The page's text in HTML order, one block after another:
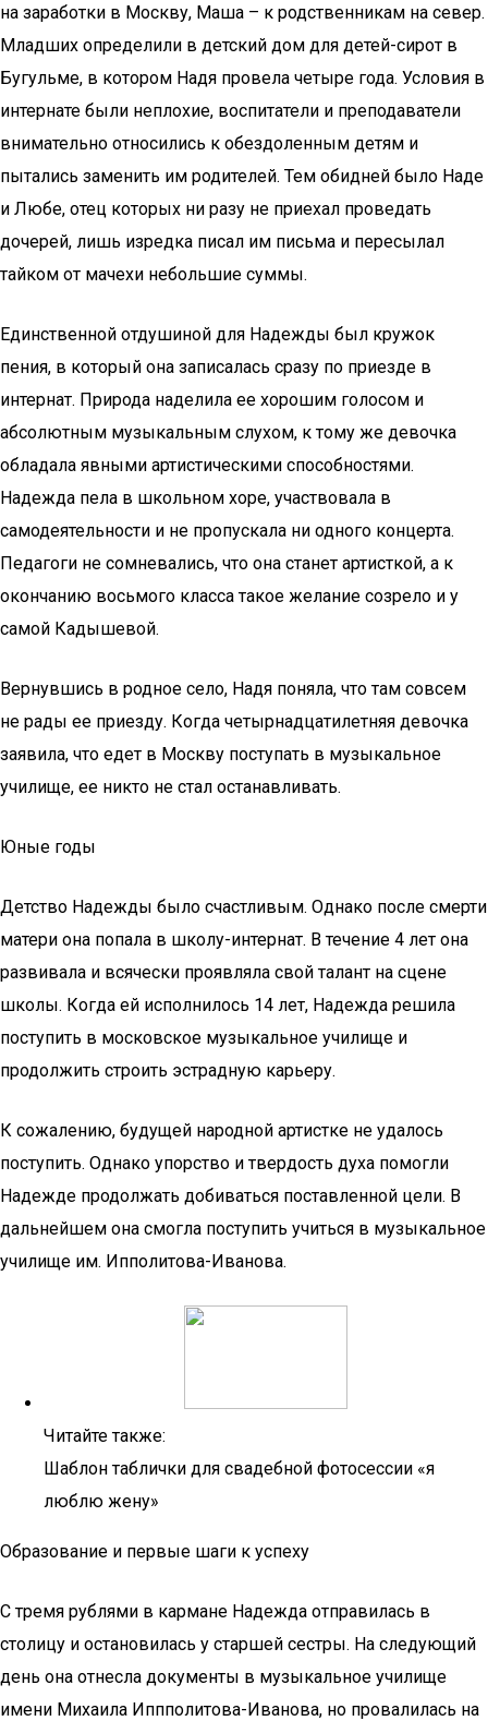
на заработки в Москву, Маша – к родственникам на север.
Младших определили в детский дом для детей-сирот в
Бугульме, в котором Надя провела четыре года. Условия в
интернате были неплохие, воспитатели и преподаватели
внимательно относились к обездоленным детям и
пытались заменить им родителей. Тем обидней было Наде
и Любе, отец которых ни разу не приехал проведать
дочерей, лишь изредка писал им письма и пересылал
тайком от мачехи небольшие суммы.
Единственной отдушиной для Надежды был кружок
пения, в который она записалась сразу по приезде в
интернат. Природа наделила ее хорошим голосом и
абсолютным музыкальным слухом, к тому же девочка
обладала явными артистическими способностями.
Надежда пела в школьном хоре, участвовала в
самодеятельности и не пропускала ни одного концерта.
Педагоги не сомневались, что она станет артисткой, а к
окончанию восьмого класса такое желание созрело и у
самой Кадышевой.
Вернувшись в родное село, Надя поняла, что там совсем
не рады ее приезду. Когда четырнадцатилетняя девочка
заявила, что едет в Москву поступать в музыкальное
училище, ее никто не стал останавливать.
Юные годы
Детство Надежды было счастливым. Однако после смерти
матери она попала в школу-интернат. В течение 4 лет она
развивала и всячески проявляла свой талант на сцене
школы. Когда ей исполнилось 14 лет, Надежда решила
поступить в московское музыкальное училище и
продолжить строить эстрадную карьеру.
К сожалению, будущей народной артистке не удалось
поступить. Однако упорство и твердость духа помогли
Надежде продолжать добиваться поставленной цели. В
дальнейшем она смогла поступить учиться в музыкальное
училище им. Ипполитова-Иванова.
Читайте также:
Шаблон таблички для свадебной фотосессии «я
люблю жену»
Образование и первые шаги к успеху
С тремя рублями в кармане Надежда отправилась в
столицу и остановилась у старшей сестры. На следующий
день она отнесла документы в музыкальное училище
имени Михаила Иппполитова-Иванова, но провалилась на